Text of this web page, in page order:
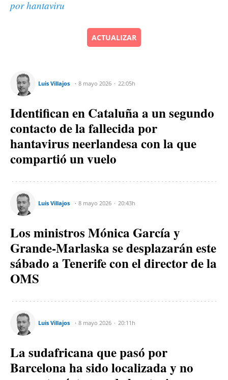
por hantaviru
ACTUALIZAR
Luis Villajos 8 mayo 2026 22:05h
Identifican en Cataluña a un segundo
contacto de la fallecida por
hantavirus neerlandesa con la que
compartió un vuelo
Luis Villajos 8 mayo 2026 20:43h
Los ministros Mónica García y
Grande-Marlaska se desplazarán este
sábado a Tenerife con el director de la
OMS
Luis Villajos 8 mayo 2026 20:11h
La sudafricana que pasó por
Barcelona ha sido localizada y no